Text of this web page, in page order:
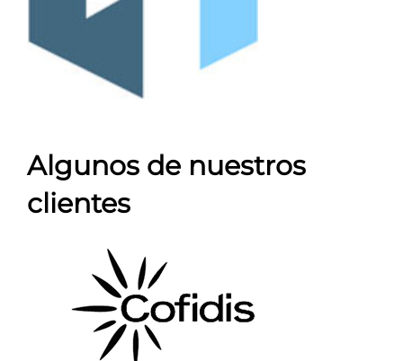
Algunos de nuestros
clientes